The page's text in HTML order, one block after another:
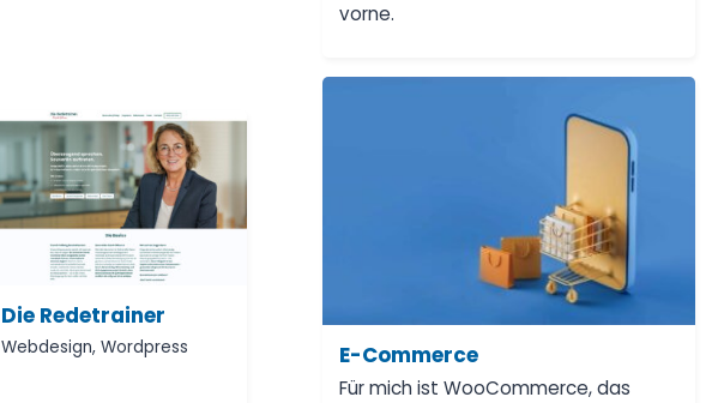
Die Redetrainer
Webdesign,Wordpress
vorne.
E-Commerce
Für mich ist WooCommerce, das